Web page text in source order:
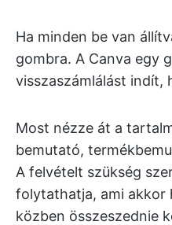
Ha minden be van
gombra. A Canva egy
visszaszámlálást indít,
Most nézze át a
bemutató,
A felvételt szükség
folytathatja, ami akkor
közben összeszednie